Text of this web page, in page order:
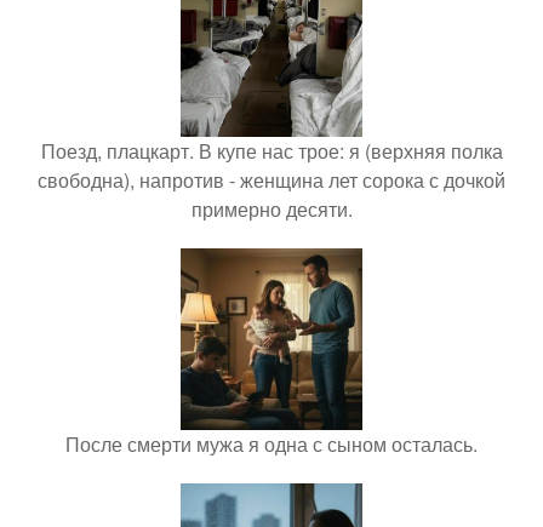
Поезд, плацкарт. В купе нас трое: я (верхняя полка
свободна), напротив - женщина лет сорока с дочкой
примерно десяти.
После смерти мужа я одна с сыном осталась.